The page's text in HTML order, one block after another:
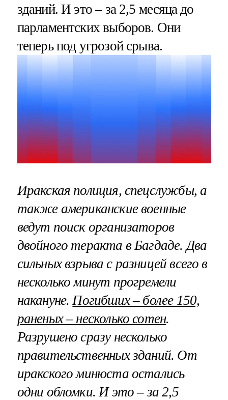
зданий. И это – за 2,5 месяца до
парламентских выборов. Они
теперь под угрозой срыва.
Иракская полиция, спецслужбы, а
также американские военные
ведут поиск организаторов
двойного теракта в Багдаде. Два
сильных взрыва с разницей всего в
несколько минут прогремели
накануне. Погибших – более 150,
раненых – несколько сотен.
Разрушено сразу несколько
правительственных зданий. От
иракского минюста остались
одни обломки. И это – за 2,5